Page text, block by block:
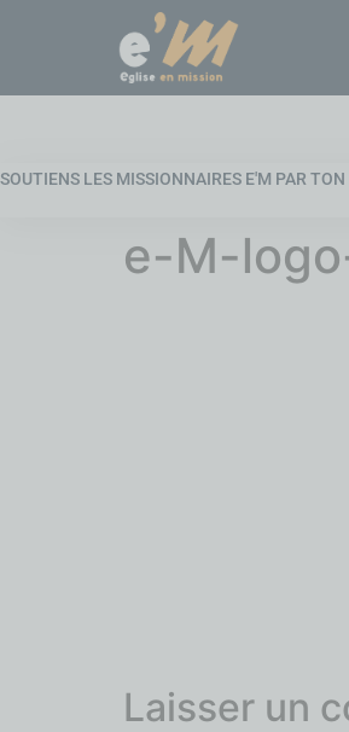
SOUTIENS LES MISSIONNAIRES E'M PAR
e-M-
Laisser un